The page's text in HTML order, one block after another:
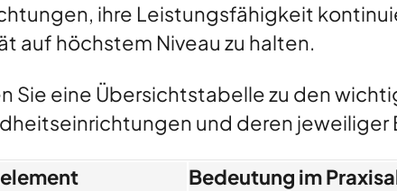
ihre Leistungsfähigkeit
auf höchstem Niveau zu halten.
Sie eine Übersichtstabelle zu den
und deren jeweiliger
Bedeutung im